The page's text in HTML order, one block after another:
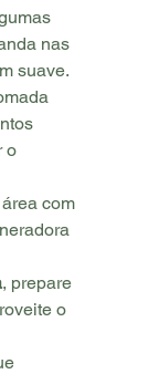
nas
suave.
o
com
, prepare
o